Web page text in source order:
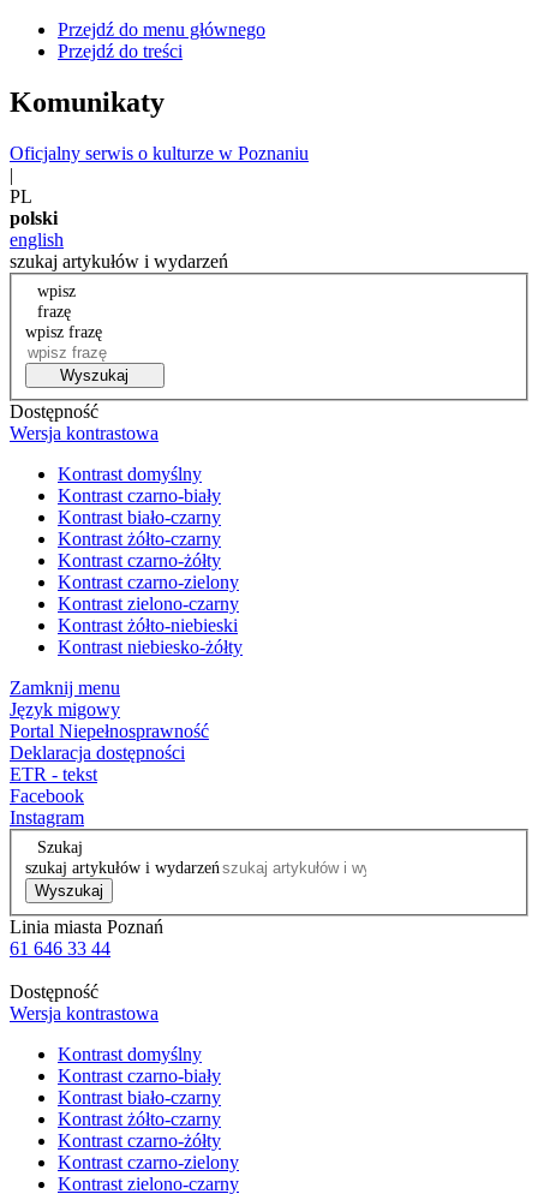
Przejdź do menu głównego
Przejdź do treści
Komunikaty
Oficjalny serwis o kulturze w Poznaniu
|
PL
polski
english
szukaj artykułów i wydarzeń
wpisz
frazę
wpisz frazę
Wyszukaj
Dostępność
Wersja kontrastowa
Kontrast domyślny
Kontrast czarno-biały
Kontrast biało-czarny
Kontrast żółto-czarny
Kontrast czarno-żółty
Kontrast czarno-zielony
Kontrast zielono-czarny
Kontrast żółto-niebieski
Kontrast niebiesko-żółty
Zamknij menu
Język migowy
Portal Niepełnosprawność
Deklaracja dostępności
ETR - tekst
Facebook
Instagram
Szukaj
szukaj artykułów i wydarzeń
Wyszukaj
Linia miasta Poznań
61 646 33 44
Dostępność
Wersja kontrastowa
Kontrast domyślny
Kontrast czarno-biały
Kontrast biało-czarny
Kontrast żółto-czarny
Kontrast czarno-żółty
Kontrast czarno-zielony
Kontrast zielono-czarny